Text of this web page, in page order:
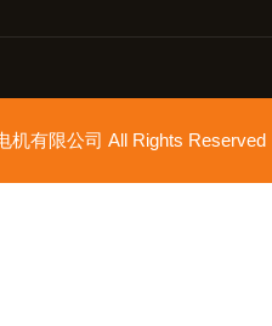
机有限公司 All Rights